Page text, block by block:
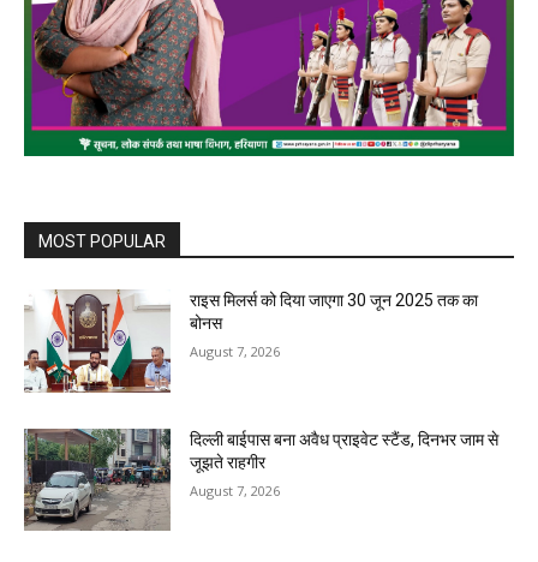
MOST POPULAR
राइस मिलर्स को दिया जाएगा 30 जून 2025 तक का
बोनस
August 7, 2026
दिल्ली बाईपास बना अवैध प्राइवेट स्टैंड, दिनभर जाम से
जूझते राहगीर
August 7, 2026